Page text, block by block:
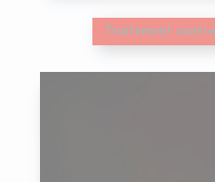
Traitement